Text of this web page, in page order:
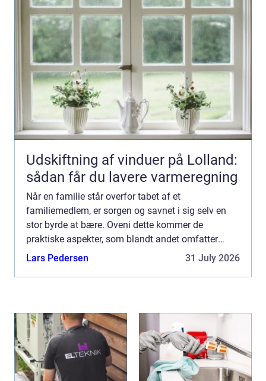
Udskiftning af vinduer på Lolland:
sådan får du lavere varmeregning
Når en familie står overfor tabet af et
familiemedlem, er sorgen og savnet i sig selv en
stor byrde at bære. Oveni dette kommer de
praktiske aspekter, som blandt andet omfatter
håndteringen af den afdødes dødsbo....
Lars Pedersen 31 July 2026